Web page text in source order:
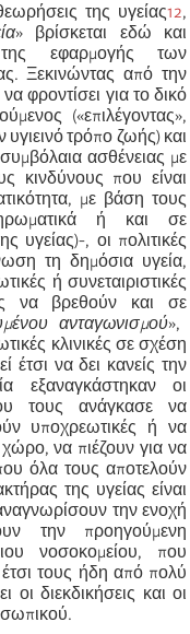
της υγείας12,
»βρίσκεται εδώ και
της εφαρμογής των
Ξεκινώντας από την
φροντίσει για το δικό
(«επιλέγοντας»,
υγιεινό τρόπο ζωής) και
ασθένειας με
κινδύνους που είναι
με βάση τους
ή και σε
υγείας)-, οι πολιτικές
τη δημόσια υγεία,
ή συνεταιριστικές
να βρεθούν και σε
ανταγωνισμού»,
κλινικές σε σχέση
έτσι να δει κανείς την
εξαναγκάστηκαν οι
τους ανάγκασε να
υποχρεωτικές ή να
να πιέζουν για να
όλα τους αποτελούν
της υγείας είναι
την ενοχή
την προηγούμενη
νοσοκομείου, που
τους ήδη από πολύ
διεκδικήσεις και οι